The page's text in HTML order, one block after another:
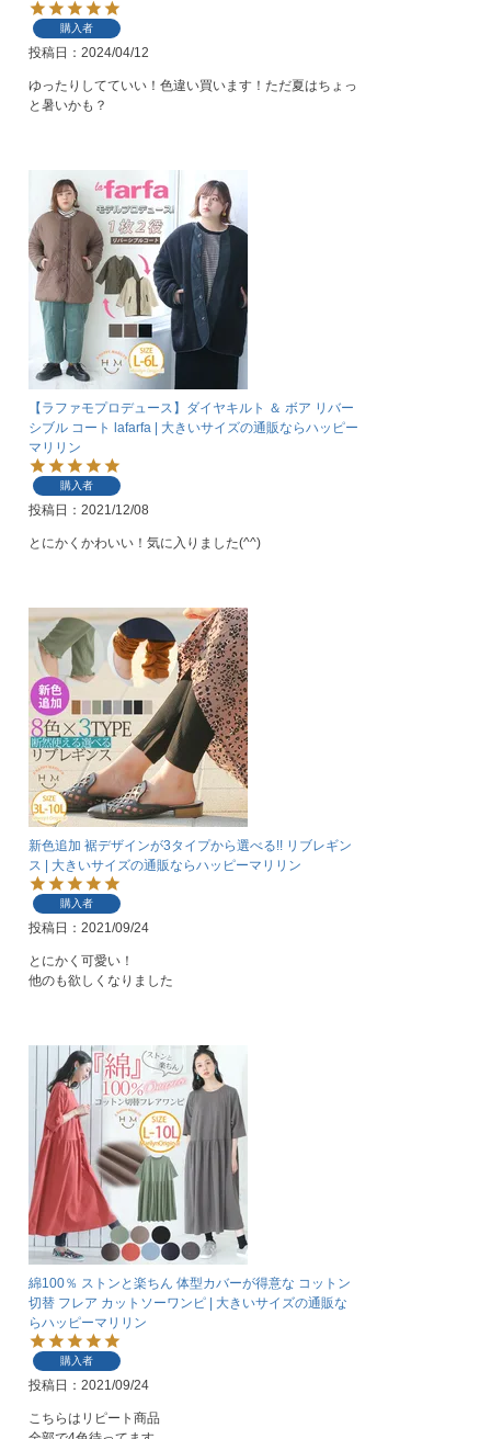
購入者
投稿日 2024/04/12
ゆったりしてていい！色違い買います！ただ夏はちょっ
と暑いかも？
【ラファモプロデュース】ダイヤキルト ＆ ボア リバー
シブル コート lafarfa | 大きいサイズの通販ならハッピー
マリリン
購入者
投稿日 2021/12/08
とにかくかわいい！気に入りました(^^)
新色追加 裾デザインが3タイプから選べる!! リブレギン
ス | 大きいサイズの通販ならハッピーマリリン
購入者
投稿日 2021/09/24
とにかく可愛い！
他のも欲しくなりました
綿100％ ストンと楽ちん 体型カバーが得意な コットン
切替 フレア カットソーワンピ | 大きいサイズの通販な
らハッピーマリリン
購入者
投稿日 2021/09/24
こちらはリピート商品